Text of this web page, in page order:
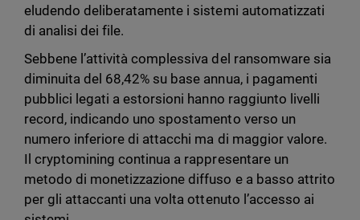
eludendo deliberatamente i sistemi automatizzati
di analisi dei file.
Sebbene l’attività complessiva del ransomware sia
diminuita del 68,42% su base annua, i pagamenti
pubblici legati a estorsioni hanno raggiunto livelli
record, indicando uno spostamento verso un
numero inferiore di attacchi ma di maggior valore.
Il cryptomining continua a rappresentare un
metodo di monetizzazione diffuso e a basso attrito
per gli attaccanti una volta ottenuto l’accesso ai